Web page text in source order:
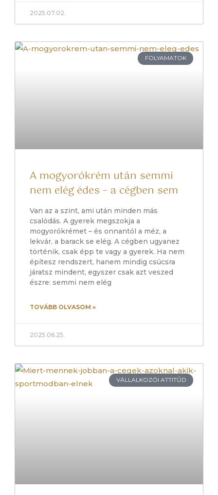
2025.07.02.
FOLYAMATOK
A mogyorókrém után semmi
nem elég édes – a cégben sem
Van az a szint, ami után minden más
csalódás. A gyerek megszokja a
mogyorókrémet – és onnantól a méz, a
lekvár, a barack se elég. A cégben ugyanez
történik, csak épp te vagy a gyerek. Ha nem
építesz rendszert, hanem mindig csúcsra
járatsz mindent, egyszer csak azt veszed
észre: semmi nem elég
TOVÁBB OLVASOM »
2025.06.25.
VÁLLALKOZÓI ATTITŰD